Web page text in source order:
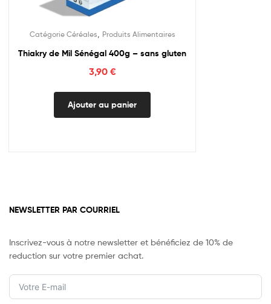
Catégorie Céréales Produits Alimentaires
Thiakry de Mil Sénégal 400g – sans gluten
3,90 €
Ajouter au panier
NEWSLETTER PAR COURRIEL
Inscrivez-vous à notre newsletter et bénéficiez de 10% de
reduction sur votre premier achat.